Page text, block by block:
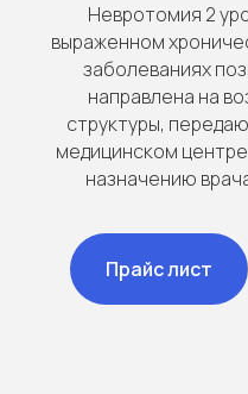
Невротомия 2
выраженном
заболеваниях
направлена на
структуры,
медицинском
назначению
Прайс лист